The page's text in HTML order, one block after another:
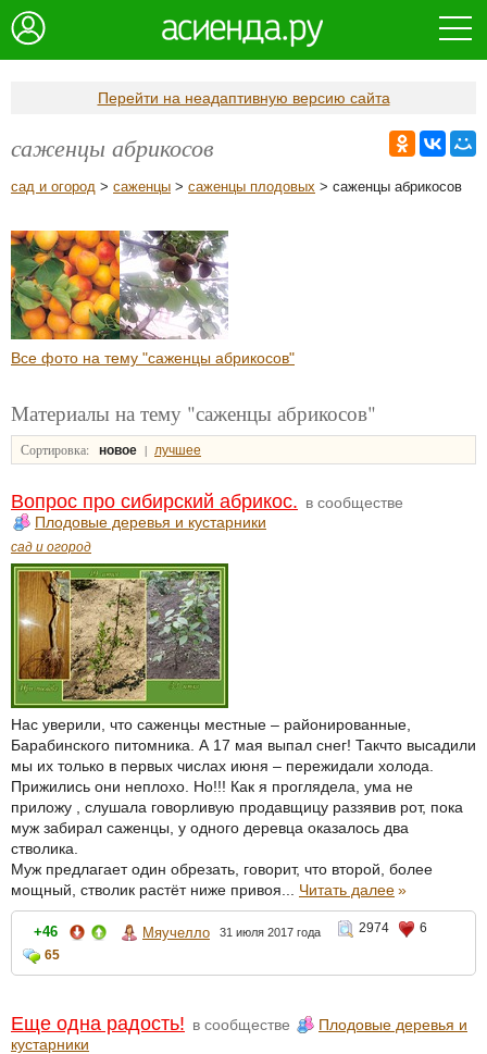
Перейти на неадаптивную версию сайта
саженцы абрикосов
сад и огород > саженцы > саженцы плодовых > саженцы абрикосов
Все фото на тему "саженцы абрикосов"
Материалы на тему "саженцы абрикосов"
Сортировка: новое | лучшее
Вопрос про сибирский абрикос. в сообществе
Плодовые деревья и кустарники
сад и огород
Нас уверили, что саженцы местные – районированные,
Барабинского питомника. А 17 мая выпал снег! Такчто высадили
мы их только в первых числах июня – пережидали холода.
Прижились они неплохо. Но!!! Как я проглядела, ума не
приложу , слушала говорливую продавщицу раззявив рот, пока
муж забирал саженцы, у одного деревца оказалось два
стволика.
Муж предлагает один обрезать, говорит, что второй, более
мощный, стволик растёт ниже привоя... Читать далее»
+46 Мяучелло 31 июля 2017 года 2974
6
65
Еще одна радость! в сообществе
Плодовые деревья и
кустарники